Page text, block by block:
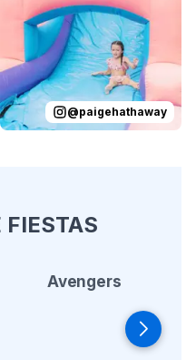
@paigehathaway
Avengers